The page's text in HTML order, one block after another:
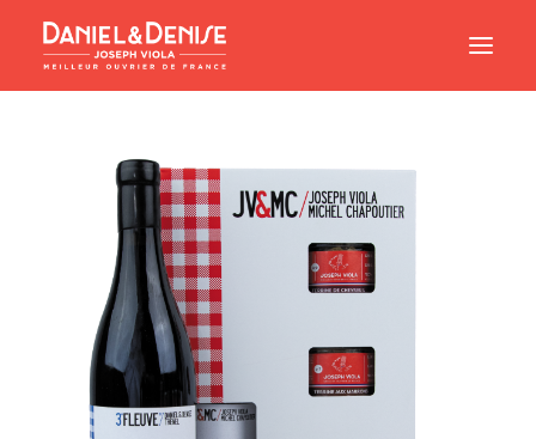
L’Esprit Canaille
Établissements
Bons Cadeaux
Boutique en ligne